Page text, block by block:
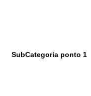
SubCategoria ponto 1